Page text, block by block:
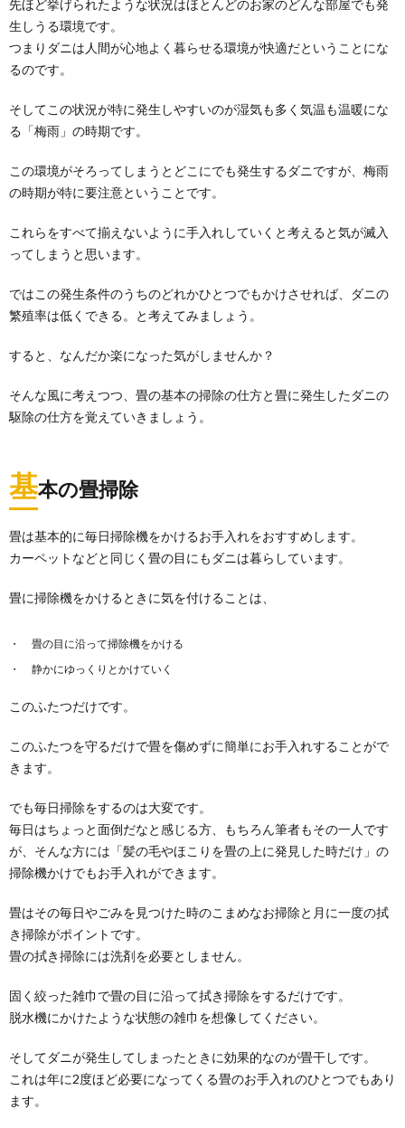
の毛をかき出してから
先ほど挙げられたような状況はほとんどのお家のどんな部屋でも発
生しうる環境です。
つまりダニは人間が心地よく暮らせる環境が快適だということにな
るのです。
そしてこの状況が特に発生しやすいのが湿気も多く気温も温暖にな
る「梅雨」の時期です。
この環境がそろってしまうとどこにでも発生するダニですが、梅雨
の時期が特に要注意ということです。
これらをすべて揃えないように手入れしていくと考えると気が滅入
ってしまうと思います。
ではこの発生条件のうちのどれかひとつでもかけさせれば、ダニの
繁殖率は低くできる。と考えてみましょう。
すると、なんだか楽になった気がしませんか？
そんな風に考えつつ、畳の基本の掃除の仕方と畳に発生したダニの
駆除の仕方を覚えていきましょう。
基本の畳掃除
畳は基本的に毎日掃除機をかけるお手入れをおすすめします。
カーペットなどと同じく畳の目にもダニは暮らしています。
畳に掃除機をかけるときに気を付けることは、
畳の目に沿って掃除機をかける
静かにゆっくりとかけていく
このふたつだけです。
このふたつを守るだけで畳を傷めずに簡単にお手入れすることがで
きます。
でも毎日掃除をするのは大変です。
毎日はちょっと面倒だなと感じる方、もちろん筆者もその一人です
が、そんな方には「髪の毛やほこりを畳の上に発見した時だけ」の
掃除機かけでもお手入れができます。
畳はその毎日やごみを見つけた時のこまめなお掃除と月に一度の拭
き掃除がポイントです。
畳の拭き掃除には洗剤を必要としません。
固く絞った雑巾で畳の目に沿って拭き掃除をするだけです。
脱水機にかけたような状態の雑巾を想像してください。
そしてダニが発生してしまったときに効果的なのが畳干しです。
これは年に2度ほど必要になってくる畳のお手入れのひとつでもあり
ます。